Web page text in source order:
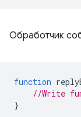
Обработчик
function
//Write
}